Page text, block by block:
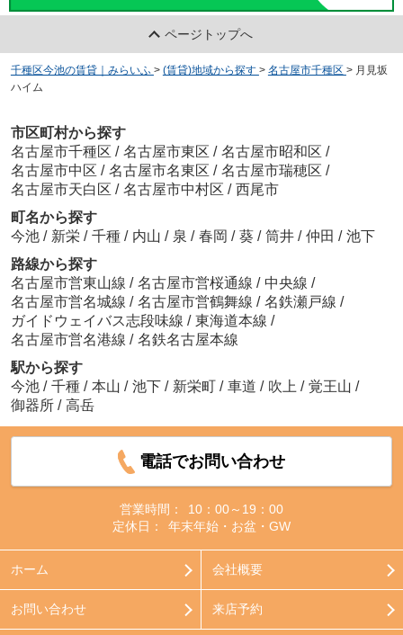
ページトップへ
千種区今池の賃貸｜みらいふ > (賃貸)地域から探す > 名古屋市千種区 > 月見坂
ハイム
市区町村から探す
名古屋市千種区 / 名古屋市東区 / 名古屋市昭和区 /
名古屋市中区 / 名古屋市名東区 / 名古屋市瑞穂区 /
名古屋市天白区 / 名古屋市中村区 / 西尾市
町名から探す
今池 / 新栄 / 千種 / 内山 / 泉 / 春岡 / 葵 / 筒井 / 仲田 / 池下
路線から探す
名古屋市営東山線 / 名古屋市営桜通線 / 中央線 /
名古屋市営名城線 / 名古屋市営鶴舞線 / 名鉄瀬戸線 /
ガイドウェイバス志段味線 / 東海道本線 /
名古屋市営名港線 / 名鉄名古屋本線
駅から探す
今池 / 千種 / 本山 / 池下 / 新栄町 / 車道 / 吹上 / 覚王山 /
御器所 / 高岳
電話でお問い合わせ
営業時間：
10：00～19：00
定休日：
年末年始・お盆・GW
ホーム 会社概要
お問い合わせ 来店予約